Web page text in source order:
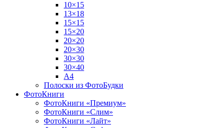
10×15
13×18
15×15
15×20
20×20
20×30
30×30
30×40
A4
Полоски из ФотоБудки
ФотоКниги
ФотоКниги «Премиум»
ФотоКниги «Слим»
ФотоКниги «Лайт»